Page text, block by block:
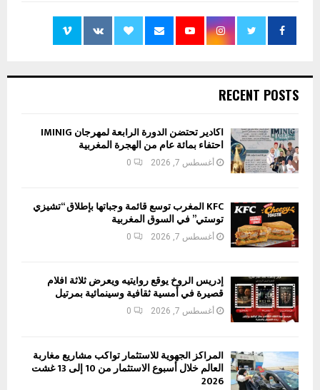
RECENT POSTS
أكادير تحتضن الدورة الرابعة لمهرجان IMINIG
احتفاء بمائة عام من الهجرة المغربية
أغسطس 7, 2026 0
KFC المغرب توسع قائمة وجباتها بإطلاق “تشيزي
توستي” في السوق المغربية
أغسطس 7, 2026 0
إدريس الروخ يوقع روايتيه ويعرض ثلاثة أفلام
قصيرة في أمسية ثقافية وسينمائية بمرتيل
أغسطس 7, 2026 0
المراكز الجهوية للاستثمار تواكب مشاريع مغاربة
العالم خلال أسبوع الاستثمار من 10 إلى 13 غشت
2026